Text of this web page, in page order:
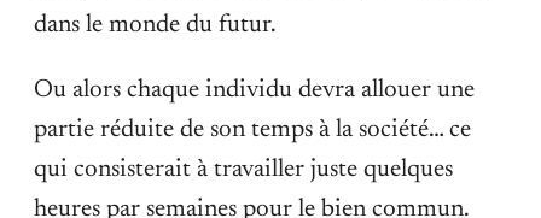
dans le monde du futur.
Ou alors chaque individu devra allouer une
partie réduite de son temps à la société… ce
qui consisterait à travailler juste quelques
heures par semaines pour le bien commun.